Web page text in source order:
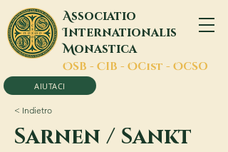
Associatio
Internationalis
Monastica
OSB - CIB - OCist - OCSO
AIUTACI
< Indietro
Sarnen / Sankt